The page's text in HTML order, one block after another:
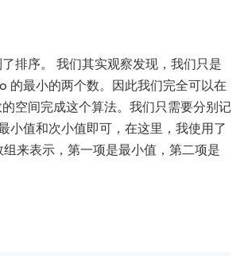
排序。 我们其实观察发现，我们只是
的最小的两个数。因此我们完全可以在
空间完成这个算法。我们只需要分别记
小值和次小值即可，在这里，我使用了
来表示，第一项是最小值，第二项是